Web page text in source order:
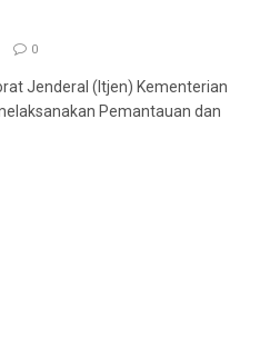
0
Jenderal (Itjen) Kementerian
Pemantauan dan